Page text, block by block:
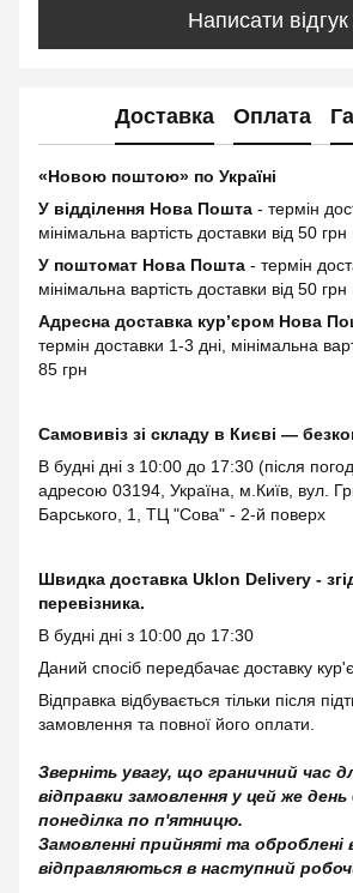
Написати відгук
Доставка Оплата
«Новою поштою» по Україні
У відділення Нова Пошта - термін
мінімальна вартість доставки від 50 грн
У поштомат Нова Пошта - термін
мінімальна вартість доставки від 50 грн
Адресна доставка курʼєром Нова
термін доставки 1-3 дні, мінімальна
85 грн
Самовивіз зі складу в Києві —
В будні дні з 10:00 до 17:30 (після
адресою 03194, Україна, м.Київ, вул.
Барського, 1, ТЦ "Сова" - 2-й поверх
Швидка доставка Uklon Delivery -
перевізника.
В будні дні з 10:00 до 17:30
Даний спосіб передбачає доставку
Відправка відбувається тільки після
замовлення та повної його оплати.
Зверніть увагу, що граничний час
відправки замовлення у цей же день
понеділка по п'ятницю.
Замовленні прийняті та оброблені
відправляються в наступний